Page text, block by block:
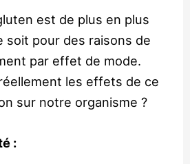
est de plus en plus
soit pour des raisons de
par effet de mode.
les effets de ce
sur notre organisme ?
: